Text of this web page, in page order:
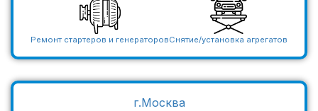
Ремонт стартеров и генераторовСнятие/установка агрегатов
г.Москва